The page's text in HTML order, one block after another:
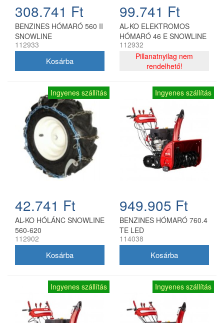
308.741 Ft
BENZINES HÓMARÓ 560 II
SNOWLINE
112933
99.741 Ft
AL-KO ELEKTROMOS
HÓMARÓ 46 E SNOWLINE
112932
Pillanatnyilag nem
rendelhető!
Ingyenes szállítás
42.741 Ft
AL-KO HÓLÁNC SNOWLINE
560-620
112902
Ingyenes szállítás
949.905 Ft
BENZINES HÓMARÓ 760.4
TE LED
114038
Ingyenes szállítás Ingyenes szállítás